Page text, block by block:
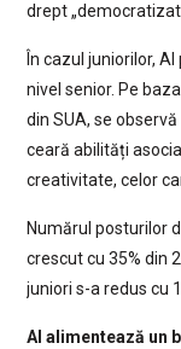
drept
În cazul juniorilor,
nivel senior. Pe
din SUA, se
ceară abilități
creativitate, celor
Numărul posturilor
crescut cu 35% din
juniori s-a redus cu
AI alimentează un